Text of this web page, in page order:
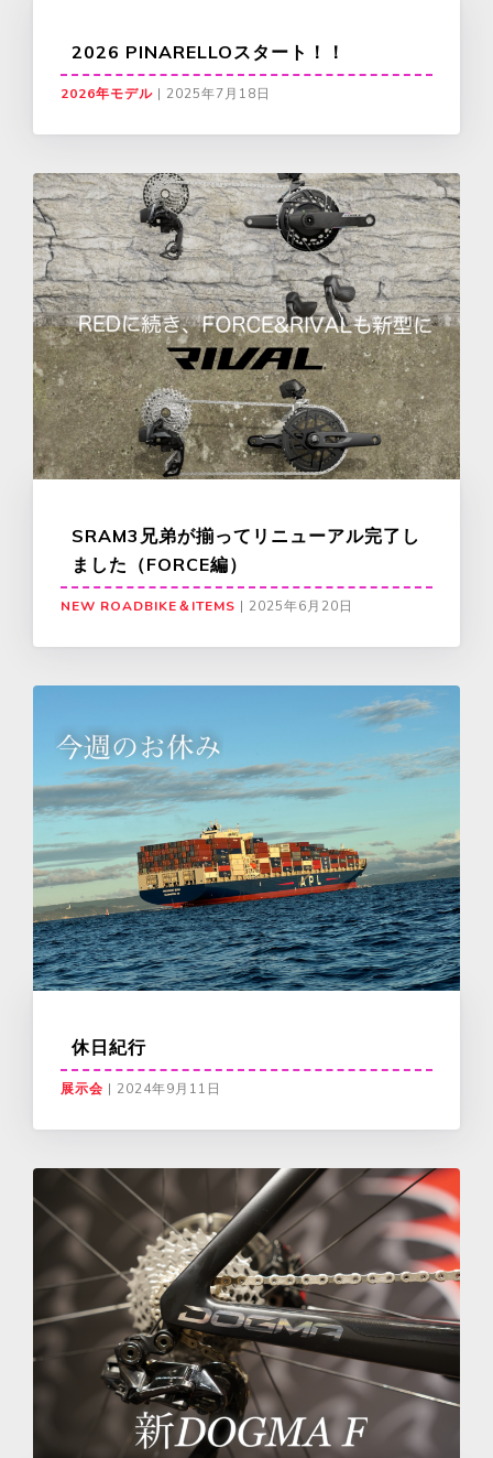
2026 PINARELLOスタート！！
2026年モデル | 2025年7月18日
SRAM3兄弟が揃ってリニューアル完了し
ました（FORCE編）
NEW ROADBIKE＆ITEMS | 2025年6月20日
休日紀行
展示会 | 2024年9月11日